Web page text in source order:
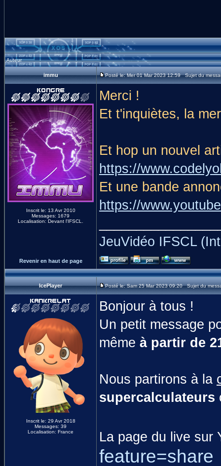
Auteur
immu Posté le: Mer 01 Mar 2023 12:59 Sujet du
Inscrit le: 13 Avr 2010
Messages: 1679
Localisation: Devant l'IFSCL.
Merci !
Et t'inquiètes, la
Et hop un nouvel
https://
Et une bande
https://
JeuVidéo IFSCL
Revenir en haut de page
IcePlayer Posté le: Sam 25 Mar 2023 09:20 Sujet du
Inscrit le: 29 Avr 2018
Messages: 39
Localisation: France
Bonjour à tous !
Un petit message
même à partir de
Nous partirons à la
supercalculateurs
La page du live sur
feature=share